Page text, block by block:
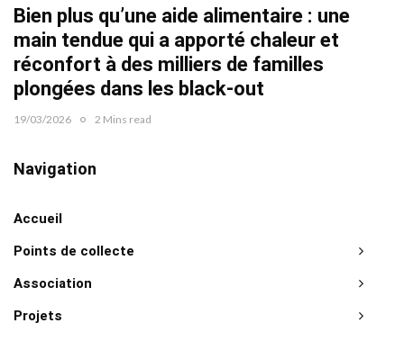
Bien plus qu’une aide alimentaire : une
main tendue qui a apporté chaleur et
réconfort à des milliers de familles
plongées dans les black-out
19/03/2026 2 Mins read
Navigation
Accueil
Points de collecte
Association
Projets